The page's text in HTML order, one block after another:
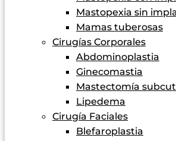
Mastopexia sin
Mamas tuberosas
Cirugías Corporales
Abdominoplastia
Ginecomastia
Mastectomía
Lipedema
Cirugía Faciales
Blefaroplastia